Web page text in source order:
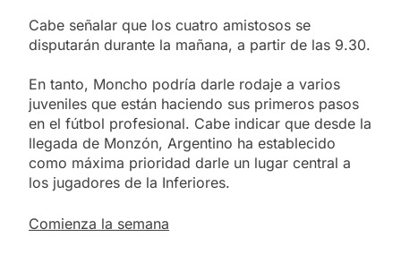
Cabe señalar que los cuatro amistosos se
disputarán durante la mañana, a partir de las 9.30.
En tanto, Moncho podría darle rodaje a varios
juveniles que están haciendo sus primeros pasos
en el fútbol profesional. Cabe indicar que desde la
llegada de Monzón, Argentino ha establecido
como máxima prioridad darle un lugar central a
los jugadores de la Inferiores.
Comienza la semana